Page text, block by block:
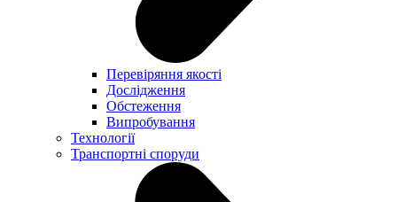
Перевіряння якості
Дослідження
Обстеження
Випробування
Технології
Транспортні споруди